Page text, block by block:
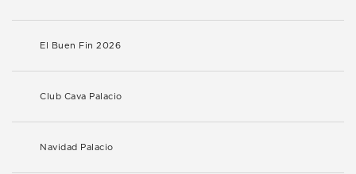
El Buen Fin 2026
Club Cava Palacio
Navidad Palacio